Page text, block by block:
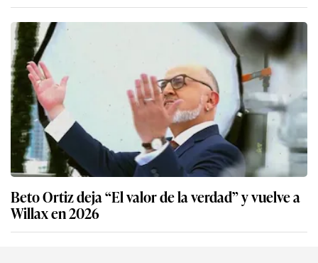
Beto Ortiz deja “El valor de la verdad” y vuelve a
Willax en 2026